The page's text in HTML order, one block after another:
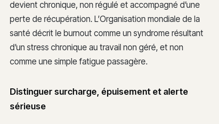
devient chronique, non régulé et accompagné d’une
perte de récupération. L’Organisation mondiale de la
santé décrit le burnout comme un syndrome résultant
d’un stress chronique au travail non géré, et non
comme une simple fatigue passagère.
Distinguer surcharge, épuisement et alerte
sérieuse